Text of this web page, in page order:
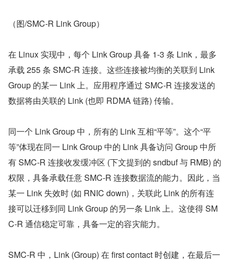
（图/SMC-R Link Group）
在 Linux 实现中，每个 Link Group 具备 1-3 条 Link，最多
承载 255 条 SMC-R 连接。这些连接被均衡的关联到 Link
Group 的某一 Link 上。应用程序通过 SMC-R 连接发送的
数据将由关联的 Link (也即 RDMA 链路) 传输。
同一个 Link Group 中，所有的 Link 互相“平等”。这个“平
等”体现在同一 Link Group 中的 Link 具备访问 Group 中所
有 SMC-R 连接收发缓冲区 (下文提到的 sndbuf 与 RMB) 的
权限，具备承载任意 SMC-R 连接数据流的能力。因此，当
某一 Link 失效时 (如 RNIC down)，关联此 Link 的所有连
接可以迁移到同 Link Group 的另一条 Link 上。这使得 SM
C-R 通信稳定可靠，具备一定的容灾能力。
SMC-R 中，Link (Group) 在 first contact 时创建，在最后一